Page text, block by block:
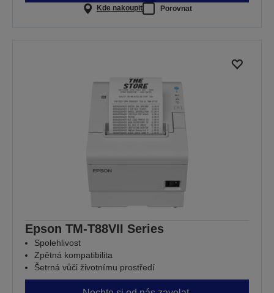
Kde nakoupit Porovnat
Epson TM-T88VII Series
Spolehlivost
Zpětná kompatibilita
Šetrná vůči životnímu prostředí